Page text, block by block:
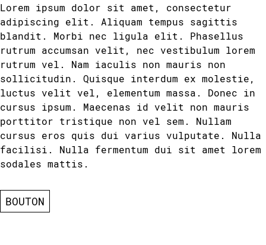
Lorem ipsum dolor sit amet, consectetur
adipiscing elit. Aliquam tempus sagittis
blandit. Morbi nec ligula elit. Phasellus
rutrum accumsan velit, nec vestibulum lorem
rutrum vel. Nam iaculis non mauris non
sollicitudin. Quisque interdum ex molestie,
luctus velit vel, elementum massa. Donec in
cursus ipsum. Maecenas id velit non mauris
porttitor tristique non vel sem. Nullam
cursus eros quis dui varius vulputate. Nulla
facilisi. Nulla fermentum dui sit amet lorem
sodales mattis.
BOUTON